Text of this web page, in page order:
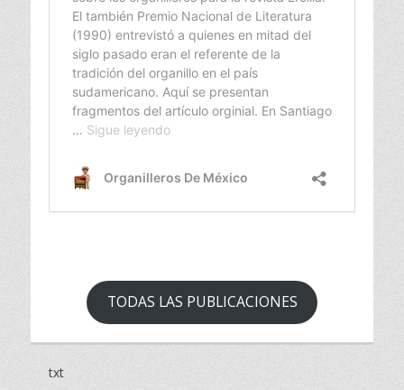
TODAS LAS PUBLICACIONES
txt